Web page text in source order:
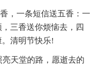
，一条短信送五香：一
三香送你烦恼去，四
清明节快乐!
天堂的路，愿逝去的